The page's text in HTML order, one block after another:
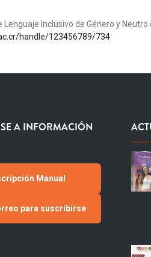
Inclusivo de Género y
handle/123456789/734
A INFORMACIÓN
Manual
para suscribirse